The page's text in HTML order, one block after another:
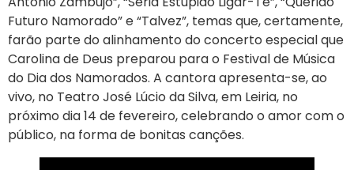
Futuro Namorado” e “Talvez”, temas que, certamente,
farão parte do alinhamento do concerto especial que
Carolina de Deus preparou para o Festival de Música
do Dia dos Namorados. A cantora apresenta-se, ao
vivo, no Teatro José Lúcio da Silva, em Leiria, no
próximo dia 14 de fevereiro, celebrando o amor com o
público, na forma de bonitas canções.